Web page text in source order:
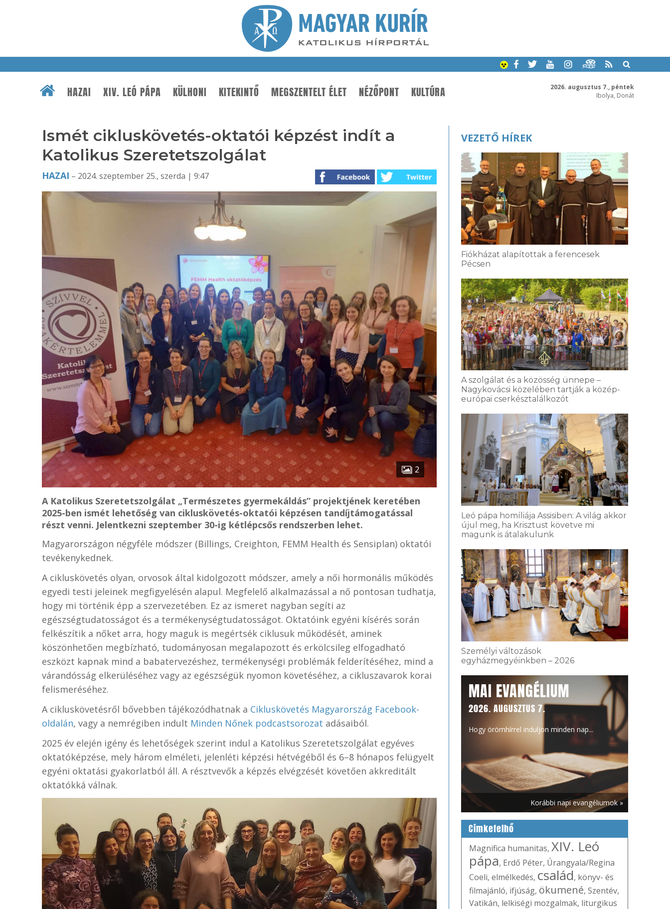
2026. augusztus 7., péntek
Ibolya, Donát
HAZAI XIV. LEÓ PÁPA KÜLHONI KITEKINTŐ MEGSZENTELT ÉLET NÉZŐPONT KULTÚRA
Ismét cikluskövetés-oktatói képzést indít a
Katolikus Szeretetszolgálat
HAZAI – 2024. szeptember 25., szerda | 9:47
2
A Katolikus Szeretetszolgálat „Természetes gyermekáldás” projektjének keretében
2025-ben ismét lehetőség van cikluskövetés-oktatói képzésen tandíjtámogatással
részt venni. Jelentkezni szeptember 30-ig kétlépcsős rendszerben lehet.
Magyarországon négyféle módszer (Billings, Creighton, FEMM Health és Sensiplan) oktatói
tevékenykednek.
A cikluskövetés olyan, orvosok által kidolgozott módszer, amely a női hormonális működés
egyedi testi jeleinek megfigyelésén alapul. Megfelelő alkalmazással a nő pontosan tudhatja,
hogy mi történik épp a szervezetében. Ez az ismeret nagyban segíti az
egészségtudatosságot és a termékenységtudatosságot. Oktatóink egyéni kísérés során
felkészítik a nőket arra, hogy maguk is megértsék ciklusuk működését, aminek
köszönhetően megbízható, tudományosan megalapozott és erkölcsileg elfogadható
eszközt kapnak mind a babatervezéshez, termékenységi problémák felderítéséhez, mind a
várandósság elkerüléséhez vagy az egészségük nyomon követéséhez, a cikluszavarok korai
felismeréséhez.
A cikluskövetésről bővebben tájékozódhatnak a Cikluskövetés Magyarország Facebook-
oldalán, vagy a nemrégiben indult Minden Nőnek podcastsorozat adásaiból.
2025 év elején igény és lehetőségek szerint indul a Katolikus Szeretetszolgálat egyéves
oktatóképzése, mely három elméleti, jelenléti képzési hétvégéből és 6–8 hónapos felügyelt
egyéni oktatási gyakorlatból áll. A résztvevők a képzés elvégzését követően akkreditált
oktatókká válnak.
VEZETŐ HÍREK
Fiókházat alapítottak a ferencesek
Pécsen
A szolgálat és a közösség ünnepe –
Nagykovácsi közelében tartják a közép-
európai cserkésztalálkozót
Leó pápa homíliája Assisiben: A világ akkor
újul meg, ha Krisztust követve mi
magunk is átalakulunk
Személyi változások
egyházmegyéinkben – 2026
MAI EVANGÉLIUM
2026. AUGUSZTUS 7.
Hogy örömhírrel induljon minden nap...
Korábbi napi evangéliumok »
Címkefelhő
Magnifica humanitas, XIV. Leó
pápa, Erdő Péter, Úrangyala/Regina
Coeli, elmélkedés, család, könyv- és
filmajánló, ifjúság, ökumené, Szentév,
Vatikán, lelkiségi mozgalmak, liturgikus